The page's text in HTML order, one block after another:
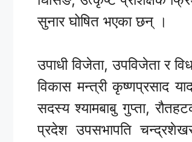
सुनार घोषित भएका छन् ।
उपाधी विजेता,उपविजेता र
विकास मन्त्री कृष्णप्रसाद
सदस्य श्यामबाबु गुप्ता,
प्रदेश उपसभापति